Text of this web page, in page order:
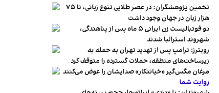
تخمین پژوهشگران: در عصر طلایی تنوع زبانی، تا ۷۵
هزار زبان در جهان وجود داشت
دو فوتبالیست زن ایرانی ۵ ماه پس از پناهندگی،
شهروند استرالیا شدند
رویترز: ترامپ پس از تهدید تهران به حمله به
زیرساخت‌های منطقه، حملات گسترده را متوقف کرد
مرغان مگس‌گیر «خیانتکار» صدایشان را عوض می‌کنند
روایت شما